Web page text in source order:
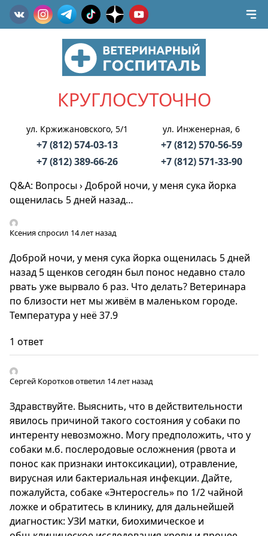
КРУГЛОСУТОЧНО
ул. Кржижановского, 5/1
+7 (812) 574-03-13
+7 (812) 389-66-26
ул. Инженерная, 6
+7 (812) 570-56-59
+7 (812) 571-33-90
Q&A: Вопросы›Доброй ночи, у меня сука йорка
ощенилась 5 дней назад…
Ксенияспросил 14 лет назад
Доброй ночи, у меня сука йорка ощенилась 5 дней
назад 5 щенков сегодян был понос недавно стало
рвать уже вырвало 6 раз. Что делать? Ветеринара
по близости нет мы живём в маленьком городе.
Температура у неё 37.9
1 ответ
Сергей Коротковответил 14 лет назад
Здравствуйте. Выяснить, что в действительности
явилось причиной такого состояния у собаки по
интеренту невозможно. Могу предположить, что у
собаки м.б. послеродовые осложнения (рвота и
понос как признаки интоксикации), отравление,
вирусная или бактериальная инфекции. Дайте,
пожалуйста, собаке «Энтеросгель» по 1/2 чайной
ложке и обратитесь в клинику, для дальнейшей
диагностик: УЗИ матки, биохимическое и